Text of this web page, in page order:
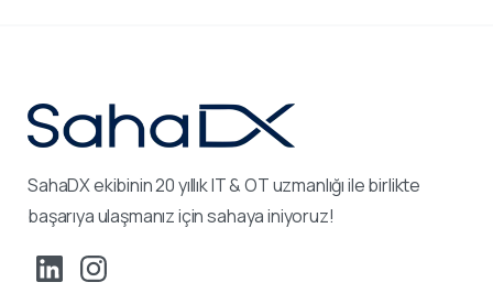
SahaDX ekibinin 20 yıllık IT & OT uzmanlığı ile birlikte
başarıya ulaşmanız için sahaya iniyoruz!